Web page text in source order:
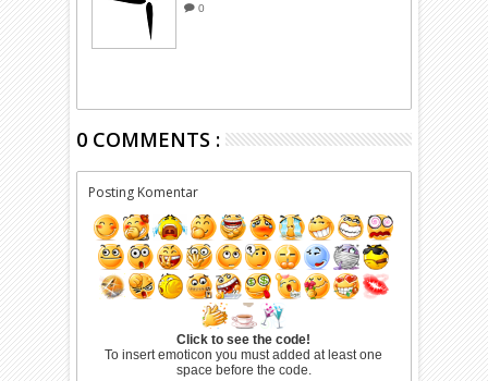
0
0 COMMENTS :
Posting Komentar
Click to see the code!
To insert emoticon you must added at least one
space before the code.